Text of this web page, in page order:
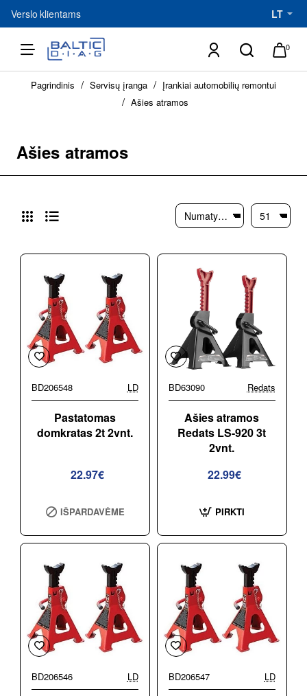
Verslo klientams LT
0
Ašies atramos
Pagrindinis Servisų įranga
Įrankiai automobilių remontui
Ašies atramos
BD206548 LD
Pastatomas
domkratas 2t 2vnt.
22.97€
IŠPARDAVĖME
BD63090 Redats
Ašies atramos
Redats LS-920 3t
2vnt.
22.99€
PIRKTI
BD206546 LD BD206547 LD